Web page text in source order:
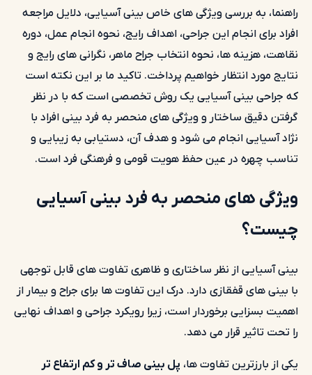
راهنما، به بررسی ویژگی های خاص بینی آسیایی، دلایل مراجعه
افراد برای انجام این جراحی، اهداف رایج، نحوه انجام عمل، دوره
نقاهت، هزینه ها، نحوه انتخاب جراح ماهر، نگرانی های رایج و
نتایج مورد انتظار خواهیم پرداخت. تاکید ما بر این نکته است
که جراحی بینی آسیایی یک روش تخصصی است که با در نظر
گرفتن دقیق ساختار و ویژگی های منحصر به فرد بینی افراد با
نژاد آسیایی انجام می شود و هدف آن، دستیابی به زیبایی و
تناسب چهره در عین حفظ هویت قومی و فرهنگی فرد است.
ویژگی های منحصر به فرد بینیآسیایی
چیست؟
بینی آسیایی از نظر ساختاری و ظاهری تفاوت های قابل توجهی
با بینی های قفقازی دارد. درک این تفاوت ها برای جراح و بیمار از
اهمیت بسزایی برخوردار است، زیرا رویکرد جراحی و اهداف نهایی
را تحت تاثیر قرار می دهد.
یکی از بارزترین تفاوت ها، پل بینی صاف تر و کم ارتفاع تر